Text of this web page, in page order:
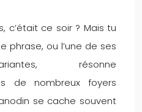
c’était ce soir ? Mais tu
phrase, ou l’une de ses
résonne
de nombreux foyers
se cache souvent